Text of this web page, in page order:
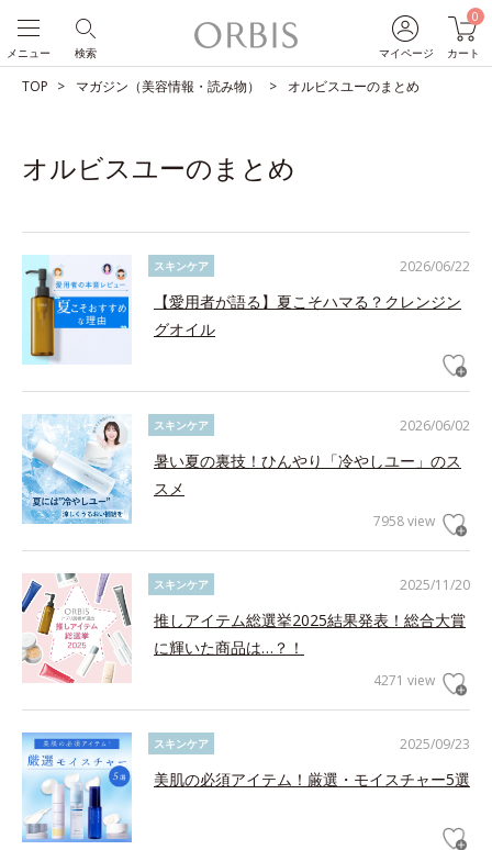
マイページ
0
カート
検索
メニュー
TOP マガジン（美容情報・読み物） オルビスユーのまとめ
オルビスユーのまとめ
2026/06/22
スキンケア
【愛用者が語る】夏こそハマる？クレンジン
グオイル
2026/06/02
スキンケア
暑い夏の裏技！ひんやり「冷やしユー」のス
スメ
7958 view
2025/11/20
スキンケア
推しアイテム総選挙2025結果発表！総合大賞
に輝いた商品は…？！
4271 view
2025/09/23
スキンケア
美肌の必須アイテム！厳選・モイスチャー5選